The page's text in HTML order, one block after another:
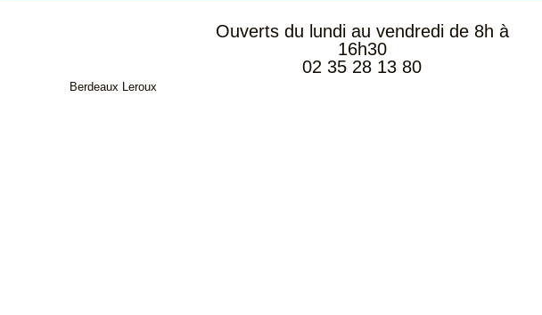
Berdeaux Leroux
Ouverts du lundi au vendredi de 8h à
16h30
02 35 28 13 80